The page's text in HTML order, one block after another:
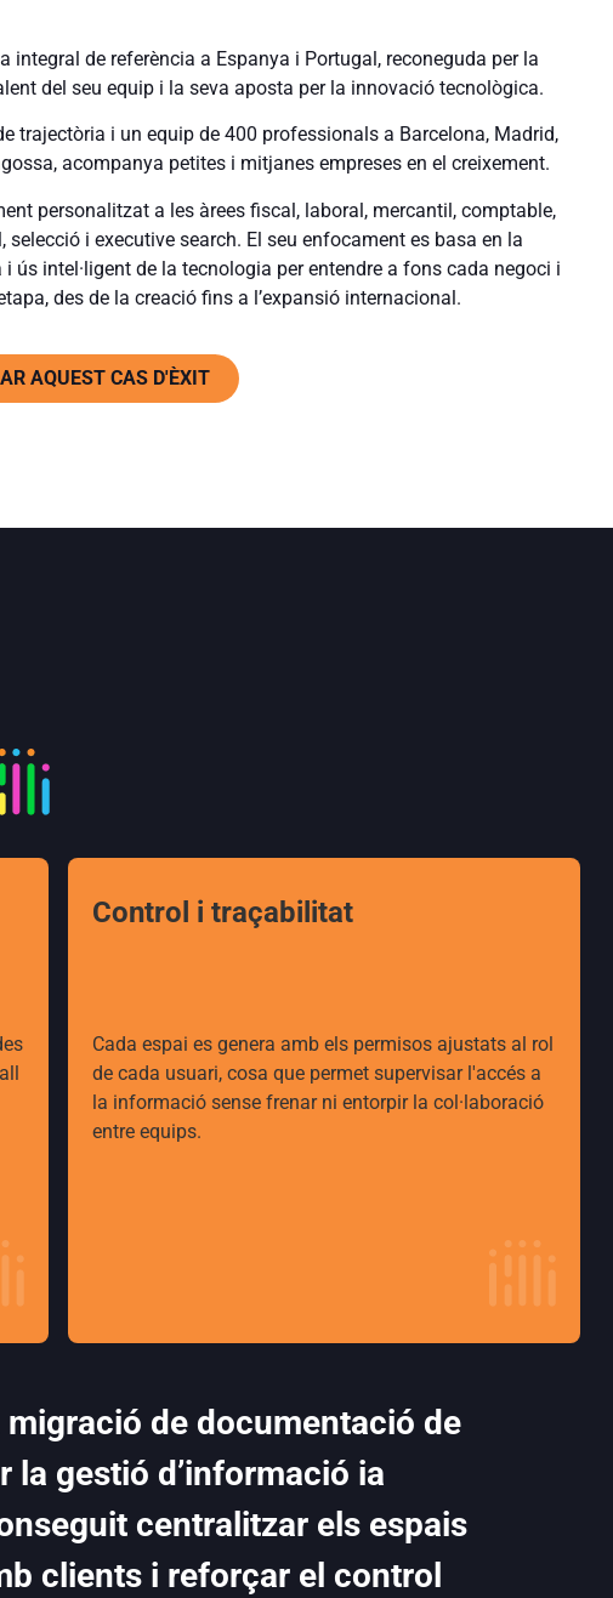
integral de referència a Espanya i Portugal, reconeguda per la
del seu equip i la seva aposta per la innovació tecnològica.
trajectòria i un equip de 400 professionals a Barcelona, ​​Madrid,
acompanya petites i mitjanes empreses en el creixement.
personalitzat a les àrees fiscal, laboral, mercantil, comptable,
i executive search. El seu enfocament es basa en la
ús intel·ligent de la tecnologia per entendre a fons cada negoci i
des de la creació fins a l’expansió internacional.
AQUEST CAS D'ÈXIT
Control i traçabilitat
Cada espai es genera amb els permisos ajustats al rol
de cada usuari, cosa que permet supervisar l'accés a
la informació sense frenar ni entorpir la col·laboració
entre equips.
de documentació de
gestió d’informació ia
centralitzar els espais
clients i reforçar el control